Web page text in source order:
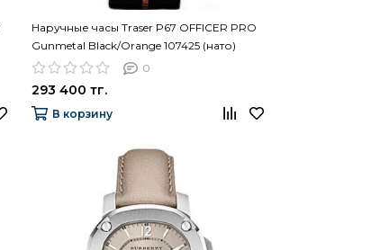
Наручные часы Traser P67 OFFICER PRO
Gunmetal Black/Orange 107425 (нато)
0
293 400 тг.
В корзину